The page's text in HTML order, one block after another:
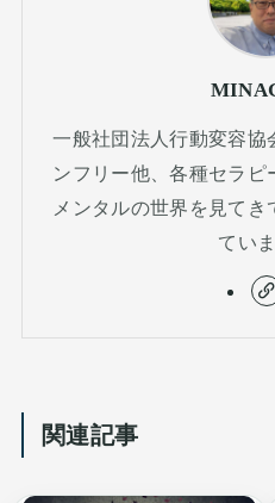
一般社団法人行動変容協
ンフリー他、各種セラピ
メンタルの世界を見て
ていま
関連記事